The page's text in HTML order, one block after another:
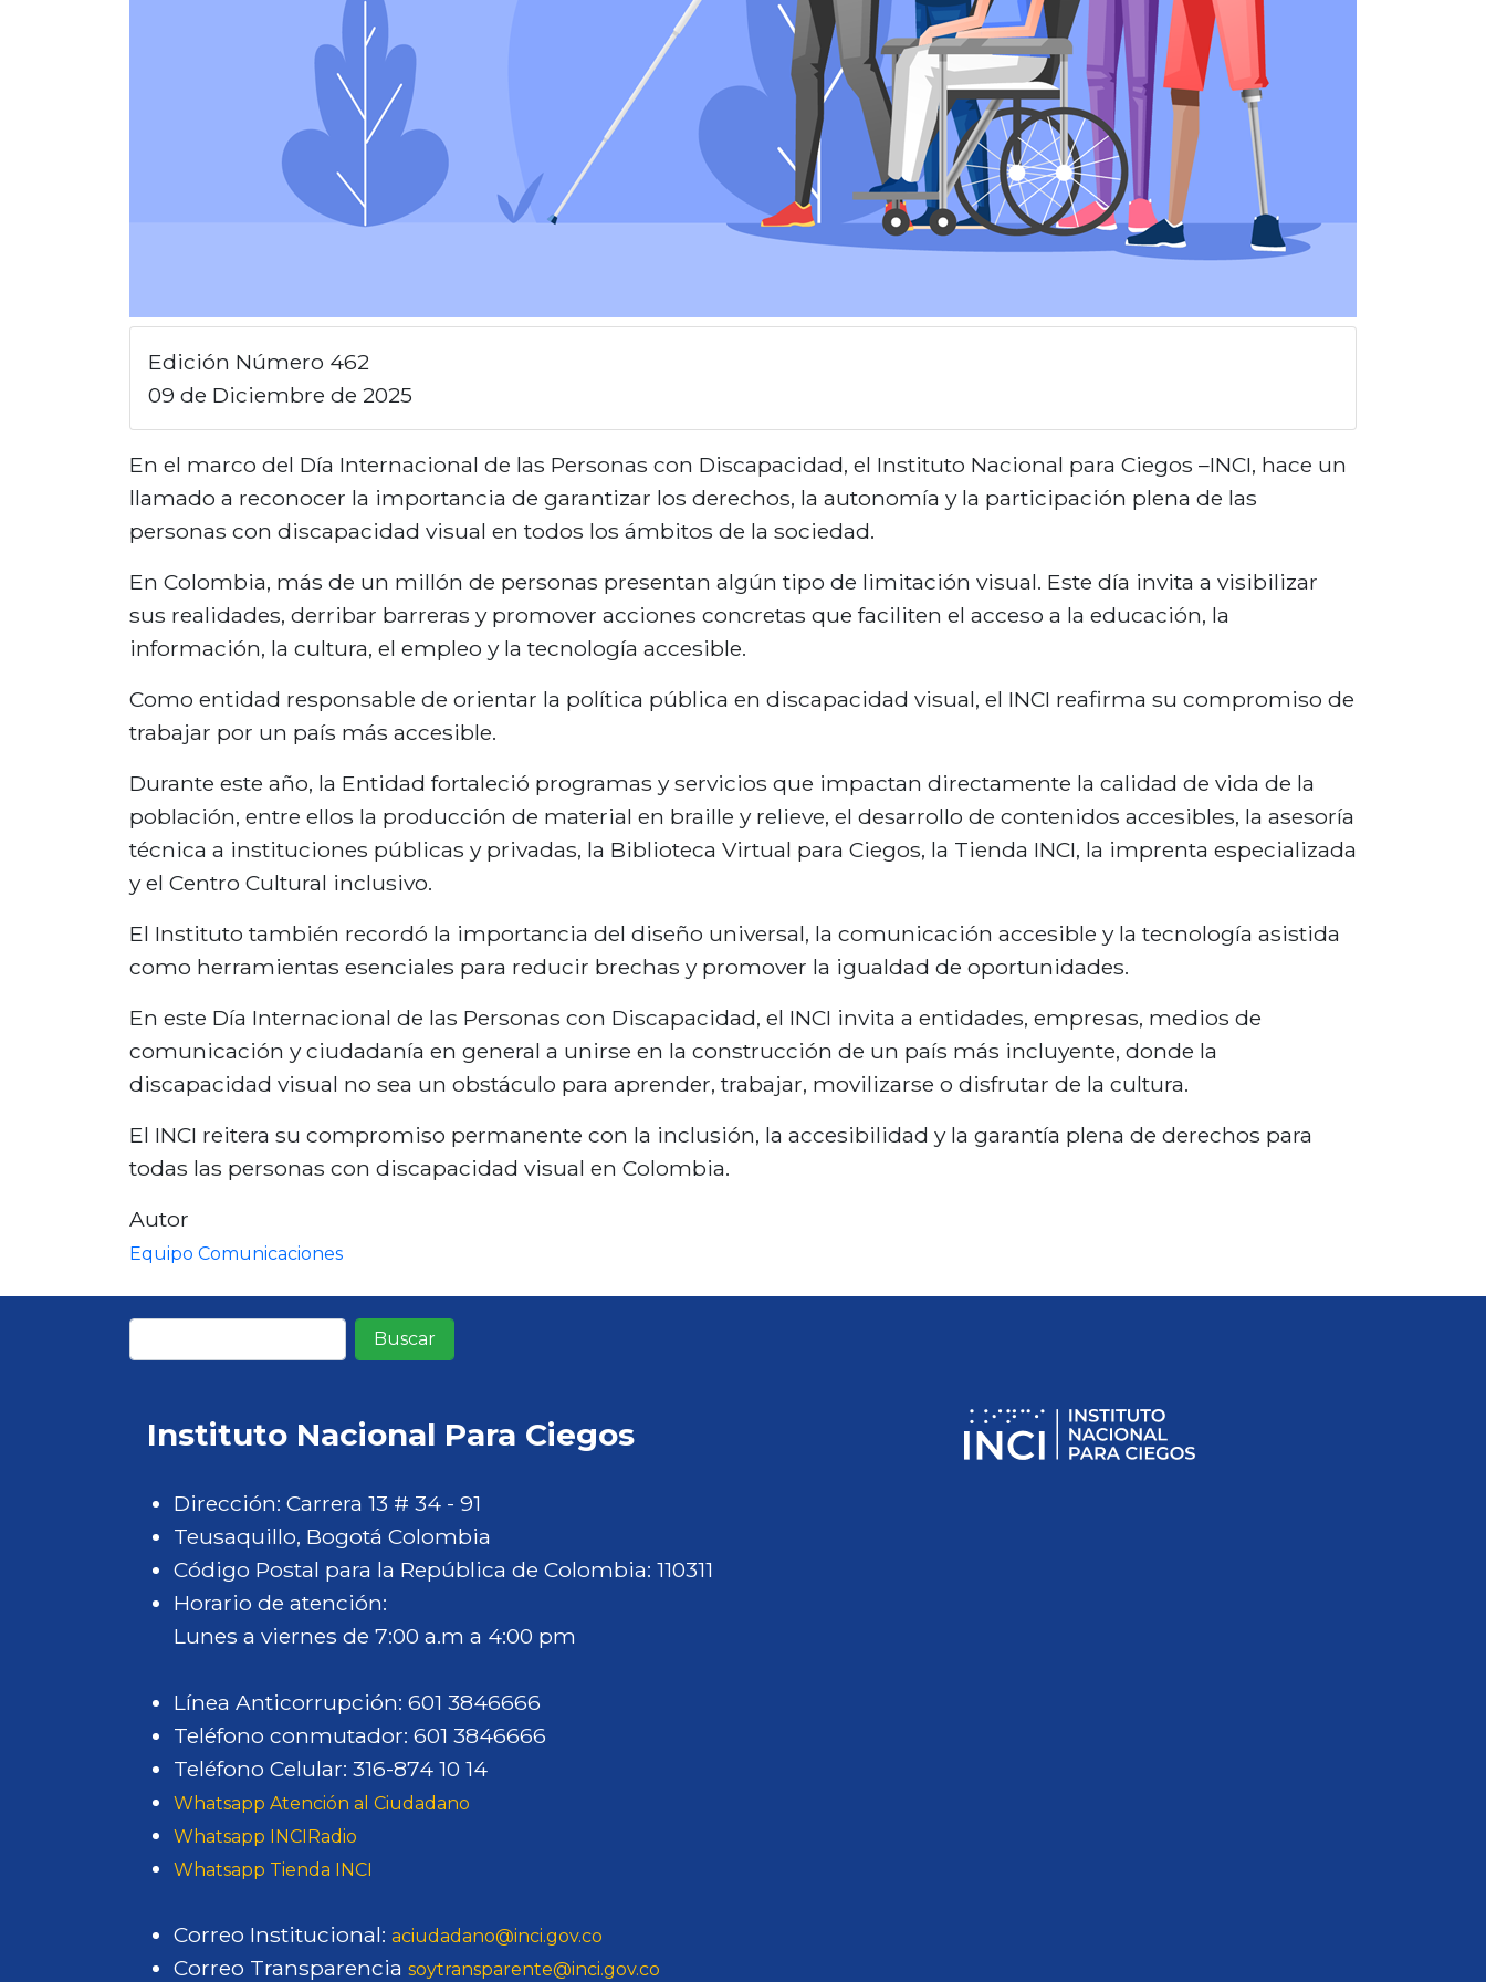
Edición Número 462
09 de Diciembre de 2025
En el marco del Día Internacional de las Personas con Discapacidad, el Instituto Nacional para Ciegos –INCI, hace un
llamado a reconocer la importancia de garantizar los derechos, la autonomía y la participación plena de las
personas con discapacidad visual en todos los ámbitos de la sociedad.
En Colombia, más de un millón de personas presentan algún tipo de limitación visual. Este día invita a visibilizar
sus realidades, derribar barreras y promover acciones concretas que faciliten el acceso a la educación, la
información, la cultura, el empleo y la tecnología accesible.
Como entidad responsable de orientar la política pública en discapacidad visual, el INCI reafirma su compromiso de
trabajar por un país más accesible.
Durante este año, la Entidad fortaleció programas y servicios que impactan directamente la calidad de vida de la
población, entre ellos la producción de material en braille y relieve, el desarrollo de contenidos accesibles, la asesoría
técnica a instituciones públicas y privadas, la Biblioteca Virtual para Ciegos, la Tienda INCI, la imprenta especializada
y el Centro Cultural inclusivo.
El Instituto también recordó la importancia del diseño universal, la comunicación accesible y la tecnología asistida
como herramientas esenciales para reducir brechas y promover la igualdad de oportunidades.
En este Día Internacional de las Personas con Discapacidad, el INCI invita a entidades, empresas, medios de
comunicación y ciudadanía en general a unirse en la construcción de un país más incluyente, donde la
discapacidad visual no sea un obstáculo para aprender, trabajar, movilizarse o disfrutar de la cultura.
El INCI reitera su compromiso permanente con la inclusión, la accesibilidad y la garantía plena de derechos para
todas las personas con discapacidad visual en Colombia.
Autor
Equipo Comunicaciones
Instituto Nacional Para Ciegos
Dirección: Carrera 13 # 34 - 91
Teusaquillo, Bogotá Colombia
Código Postal para la República de Colombia: 110311
Horario de atención:
Lunes a viernes de 7:00 a.m a 4:00 pm
Línea Anticorrupción: 601 3846666
Teléfono conmutador: 601 3846666
Teléfono Celular: 316-874 10 14
Whatsapp Atención al Ciudadano
Whatsapp INCIRadio
Whatsapp Tienda INCI
Correo Institucional: aciudadano@inci.gov.co
Correo Transparencia soytransparente@inci.gov.co